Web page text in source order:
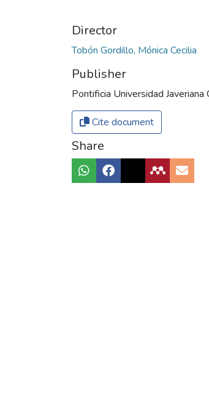
Director
Tobón Gordillo, Mónica Cecilia
Publisher
Pontificia Universidad Javeriana
Cite document
Share